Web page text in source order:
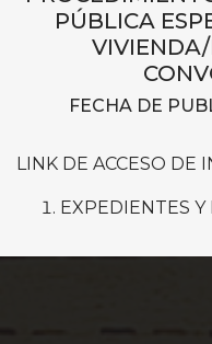
PÚBLICA
FECHA DE
LINK DE ACCESO DE
EXPEDIENTES Y